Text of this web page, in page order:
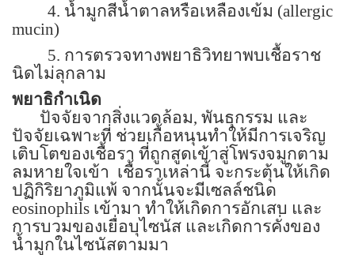
4. น้ำมูกสีน้ำตาลหรือเหลืองเข้ม (allergic
mucin)
5. การตรวจทางพยาธิวิทยาพบเชื้อราช
นิดไม่ลุกลาม
พยาธิกำเนิด
ปัจจัยจากสิ่งแวดล้อม, พันธุกรรม และ
ปัจจัยเฉพาะที่ ช่วยเกื้อหนุนทำให้มีการเจริญ
เติบโตของเชื้อรา ที่ถูกสูดเข้าสู่โพรงจมูกตาม
ลมหายใจเข้า เชื้อราเหล่านี้ จะกระตุ้นให้เกิด
ปฏิกิริยาภูมิแพ้ จากนั้นจะมีเซลล์ชนิด
eosinophils เข้ามา ทำให้เกิดการอักเสบ และ
การบวมของเยื่อบุไซนัส และเกิดการคั่งของ
น้ำมูกในไซนัสตามมา